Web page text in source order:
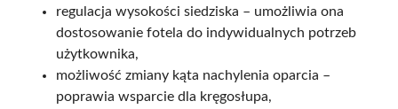
regulacja wysokości siedziska – umożliwia ona
dostosowanie fotela do indywidualnych potrzeb
użytkownika,
możliwość zmiany kąta nachylenia oparcia –
poprawia wsparcie dla kręgosłupa,